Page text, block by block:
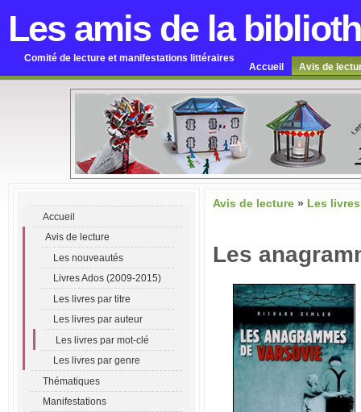
Les amis de la
Comité de lecture et manifestations littéraires
Accueil Avis de
Accueil
Avis de lecture
Les nouveautés
Livres Ados (2009-2015)
Les livres par titre
Les livres par auteur
Les livres par mot-clé
Les livres par genre
Thématiques
Manifestations
Avis de lecture » Les
Les